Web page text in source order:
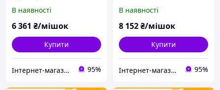
В наявності
6 361 ₴/мішок
Купити
Інтернет-магазин "ТДА" агрохімія, насіння, добрива 95%
В наявності
8 152₴/мішок
Купити
Інтернет-магазин "ТДА" агрохімія, насіння, добрива 95%